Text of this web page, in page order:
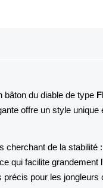
bâton du diable de type
offre un style unique
cherchant de la stabilité
qui facilite grandement
pour les jongleurs